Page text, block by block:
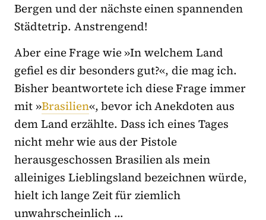
Bergen und der nächste einen spannenden
Städtetrip. Anstrengend!
Aber eine Frage wie »In welchem Land
gefiel es dir besonders gut?«, die mag ich.
Bisher beantwortete ich diese Frage immer
mit »Brasilien«, bevor ich Anekdoten aus
dem Land erzählte. Dass ich eines Tages
nicht mehr wie aus der Pistole
herausgeschossen Brasilien als mein
alleiniges Lieblingsland bezeichnen würde,
hielt ich lange Zeit für ziemlich
unwahrscheinlich …